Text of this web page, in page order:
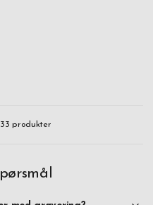
33 produkter